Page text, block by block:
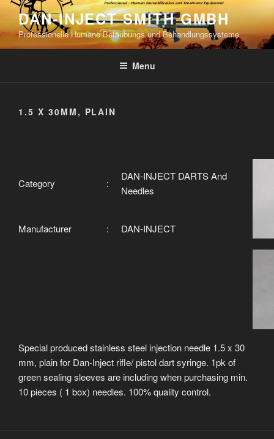
Skip
content
DAN-INJECT SMITH GMBH
Professionelle Humane Betäubungs und Behandlungssysteme
Menu
1.5 X 30MM, PLAIN
Category :
DAN-INJECT DARTS And
Needles
Manufacturer : DAN-INJECT
Special produced stainless steel injection needle 1.5 x 30
mm, plain for Dan-Inject rifle/ pistol dart syringe. 1pk of
green sealing sleeves are including when purchasing min.
10 pieces ( 1 box) needles. 100% quality control.